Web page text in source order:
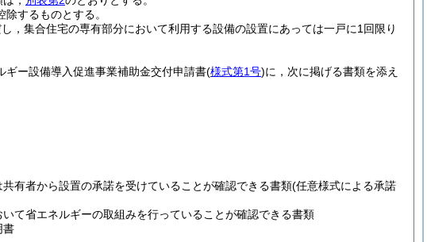
するものとする。
，集合住宅の専有部分において利用する設備の設置にあっては一戸に1回限り
ー設備導入促進事業補助金交付申請書(様式第1号)に，次に掲げる書類を添え
有者から設置の承諾を受けていることが確認できる書類(任意様式による承諾
て省エネルギーの取組みを行っていることが確認できる書類
書